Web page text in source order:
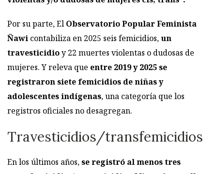
Por su parte, El Observatorio Popular Feminista
Ñawi contabiliza en 2025 seis femicidios,un
travesticidioy 22 muertes violentas o dudosas de
mujeres. Y releva que entre 2019 y 2025 se
registraron siete femicidios de niñas y
adolescentes indígenas, una categoría que los
registros oficiales no desagregan.
Travesticidios/transfemicidios
En los últimos años,se registró al menos tres